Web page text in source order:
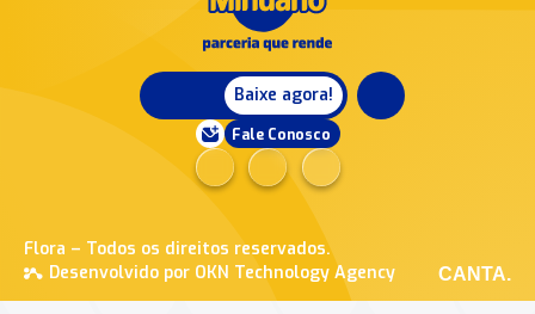
Baixe agora!
Fale Conosco
Flora – Todos os direitos reservados.
Desenvolvido por OKN Technology Agency
CANTA.